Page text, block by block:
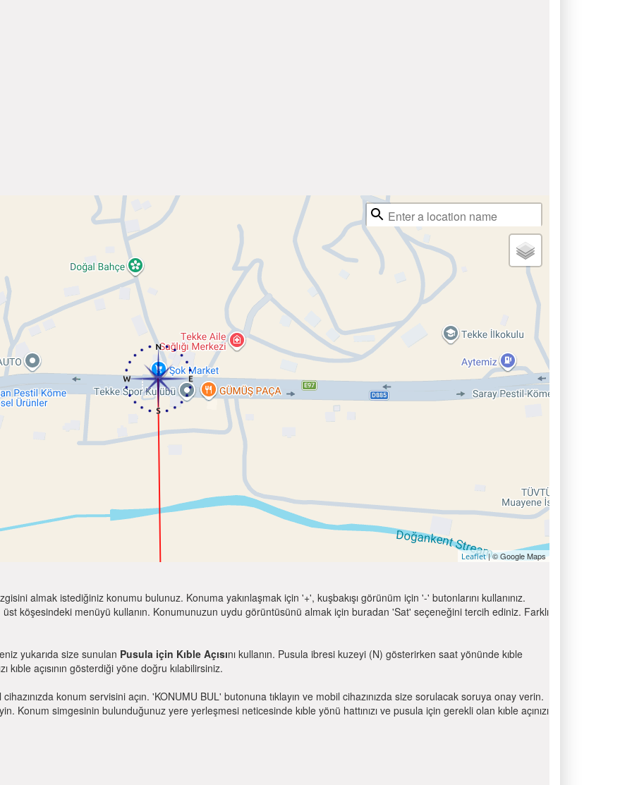
Leaflet| © Google Maps
almak istediğiniz konumu bulunuz. Konuma yakınlaşmak için '+', kuşbakışı görünüm için '-' butonlarını kullanınız.
köşesindeki menüyü kullanın. Konumunuzun uydu görüntüsünü almak için buradan 'Sat' seçeneğini tercih ediniz. Farklı
yukarıda size sunulan Pusula için Kıble Açısını kullanın. Pusula ibresi kuzeyi (N) gösterirken saat yönünde kıble
kıble açısının gösterdiği yöne doğru kılabilirsiniz.
konum servisini açın. 'KONUMU BUL' butonuna tıklayın ve mobil cihazınızda size sorulacak soruya onay verin.
Konum simgesinin bulunduğunuz yere yerleşmesi neticesinde kıble yönü hattınızı ve pusula için gerekli olan kıble açınızı